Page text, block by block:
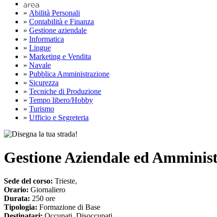
» Abilità Personali
» Contabilità e Finanza
» Gestione aziendale
» Informatica
» Lingue
» Marketing e Vendita
» Navale
» Pubblica Amministrazione
» Sicurezza
» Tecniche di Produzione
» Tempo libero/Hobby
» Turismo
» Ufficio e Segreteria
Gestione Aziendale ed
Sede del corso: Trieste,
Orario: Giornaliero
Durata: 250 ore
Tipologia: Formazione di Base